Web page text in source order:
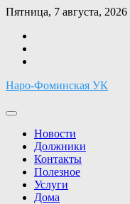
Перейти
содержимому
Пятница, 7 августа, 2026
Наро-Фоминская УК
Новости
Должники
Контакты
Полезное
Услуги
Дома